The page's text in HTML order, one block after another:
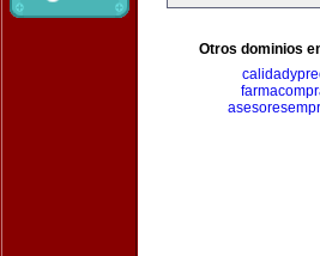
Otros dominios